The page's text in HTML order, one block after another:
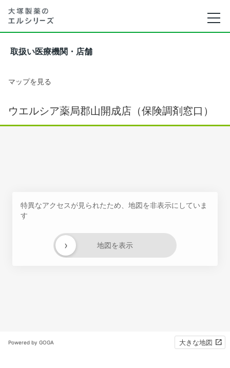
取扱い医療機関・店舗
マップを見る
ウエルシア薬局郡山開成店（保険調剤窓口）
特異なアクセスが見られたため、地図を非表示にしていま
す
地図を表示
›
Powered by GOGA 大きな地図